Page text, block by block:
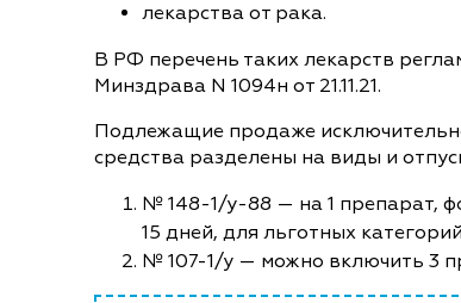
лекарства от рака.
В РФ перечень таких лекарств
Минздрава N 1094н от 21.11.21.
Подлежащие продаже
средства разделены на виды и
№ 148-1/у-88 — на 1 препарат,
15 дней, для льготных
№ 107-1/у — можно включить 3